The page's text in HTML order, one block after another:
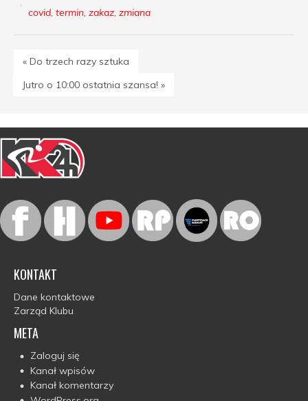
covid, termin, zakaz, zmiana
« Do trzech razy sztuka
Jutro o 10:00 ostatnia szansa! »
KONTAKT
Dane kontaktowe
Zarząd Klubu
META
Zaloguj się
Kanał wpisów
Kanał komentarzy